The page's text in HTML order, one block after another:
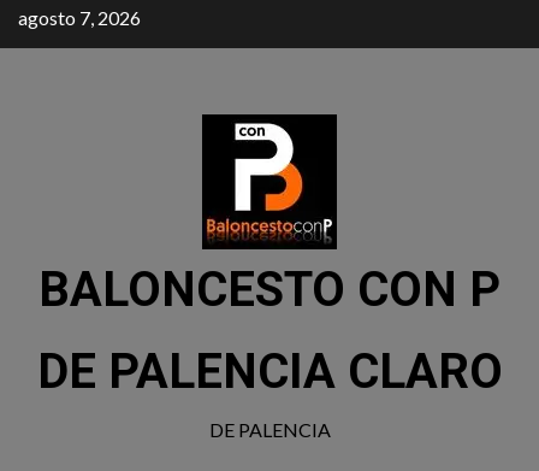
agosto 7, 2026
BALONCESTO CON P
DE PALENCIA CLARO
DE PALENCIA